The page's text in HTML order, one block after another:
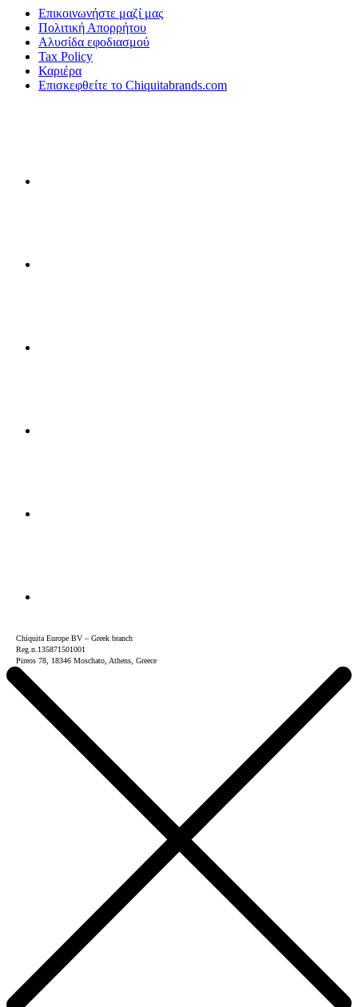
Επικοινωνήστε μαζί μας
Πολιτική Απορρήτου
Αλυσίδα εφοδιασμού
Tax Policy
Καριέρα
Επισκεφθείτε το Chiquitabrands.com
Chiquita Europe BV – Greek branch
Reg.n.135871501001
Pireos 78, 18346 Moschato, Athens, Greece